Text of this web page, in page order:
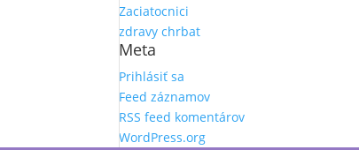
Zaciatocnici
zdravy chrbat
Meta
Prihlásiť sa
Feed záznamov
RSS feed komentárov
WordPress.org